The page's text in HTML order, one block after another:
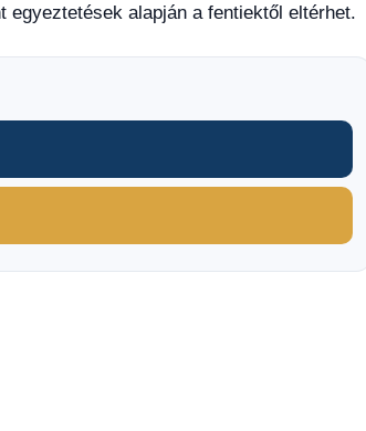
alapján a fentiektől eltérhet.